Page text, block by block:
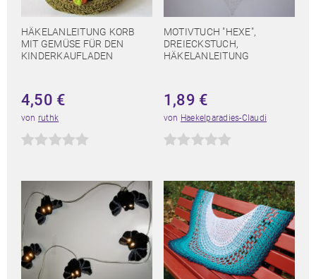
HÄKELANLEITUNG KORB
MIT GEMÜSE FÜR DEN
KINDERKAUFLADEN
4,50 €
von ruthk
MOTIVTUCH "HEXE",
DREIECKSTUCH,
HÄKELANLEITUNG
1,89 €
von Haekelparadies-Claudi